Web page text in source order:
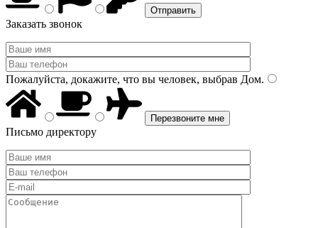
Заказать звонок
Пожалуйста, докажите, что вы человек, выбрав Дом.
Письмо директору